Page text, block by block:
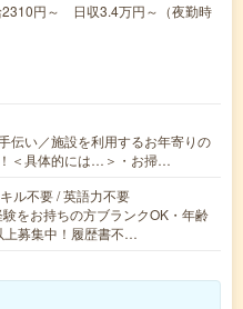
円～ 日収3.4万円～（夜勤時
伝い／施設を利用するお年寄りの
＜具体的には…＞・お掃…
ル不要 / 英語力不要
をお持ちの方ブランクOK・年齢
上募集中！履歴書不…